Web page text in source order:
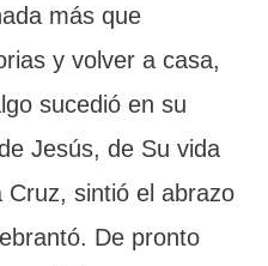
más que
y volver a casa,
sucedió en su
Jesús, de Su vida
sintió el abrazo
De pronto